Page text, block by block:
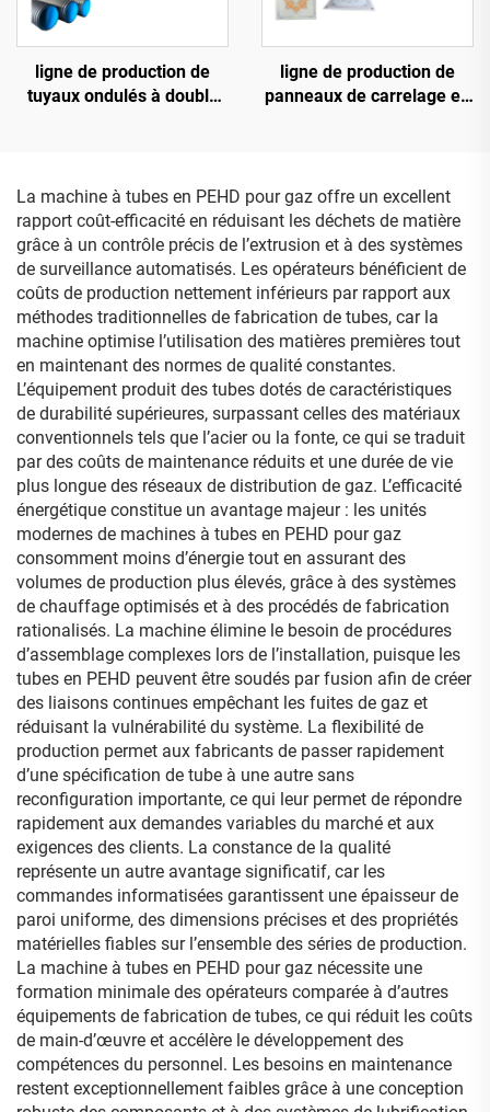
ligne de production de
tuyaux ondulés à double
ligne de production de
panneaux de carrelage en
La machine à tubes en PEHD pour gaz offre un excellent
rapport coût-efficacité en réduisant les déchets de matière
grâce à un contrôle précis de l’extrusion et à des systèmes
de surveillance automatisés. Les opérateurs bénéficient de
coûts de production nettement inférieurs par rapport aux
méthodes traditionnelles de fabrication de tubes, car la
machine optimise l’utilisation des matières premières tout
en maintenant des normes de qualité constantes.
L’équipement produit des tubes dotés de caractéristiques
de durabilité supérieures, surpassant celles des matériaux
conventionnels tels que l’acier ou la fonte, ce qui se traduit
par des coûts de maintenance réduits et une durée de vie
plus longue des réseaux de distribution de gaz. L’efficacité
énergétique constitue un avantage majeur : les unités
modernes de machines à tubes en PEHD pour gaz
consomment moins d’énergie tout en assurant des
volumes de production plus élevés, grâce à des systèmes
de chauffage optimisés et à des procédés de fabrication
rationalisés. La machine élimine le besoin de procédures
d’assemblage complexes lors de l’installation, puisque les
tubes en PEHD peuvent être soudés par fusion afin de créer
des liaisons continues empêchant les fuites de gaz et
réduisant la vulnérabilité du système. La flexibilité de
production permet aux fabricants de passer rapidement
d’une spécification de tube à une autre sans
reconfiguration importante, ce qui leur permet de répondre
rapidement aux demandes variables du marché et aux
exigences des clients. La constance de la qualité
représente un autre avantage significatif, car les
commandes informatisées garantissent une épaisseur de
paroi uniforme, des dimensions précises et des propriétés
matérielles fiables sur l’ensemble des séries de production.
La machine à tubes en PEHD pour gaz nécessite une
formation minimale des opérateurs comparée à d’autres
équipements de fabrication de tubes, ce qui réduit les coûts
de main-d’œuvre et accélère le développement des
compétences du personnel. Les besoins en maintenance
restent exceptionnellement faibles grâce à une conception